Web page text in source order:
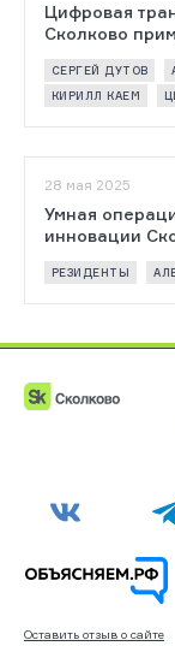
Цифровая
Сколково
СЕРГЕЙ ДУТОВ
КИРИЛЛ КАЕМ
28 мая 2025
Умная
инновации
РЕЗИДЕНТЫ
Оставить отзыв о сайте